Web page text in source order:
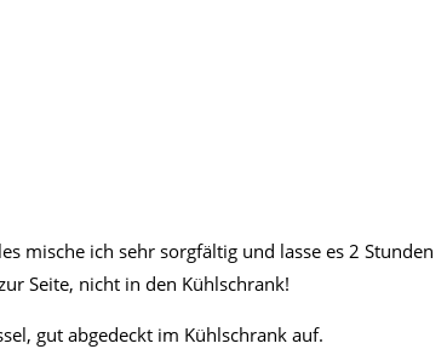
mische ich sehr sorgfältig und lasse es 2 Stunden
Seite, nicht in den Kühlschrank!
gut abgedeckt im Kühlschrank auf.